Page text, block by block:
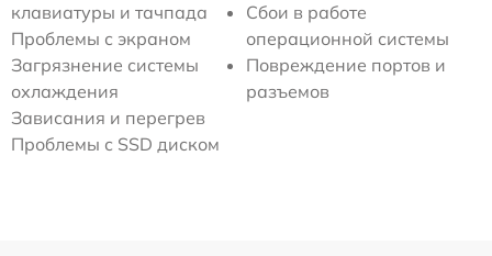
клавиатуры и тачпада
Проблемы с экраном
Загрязнение системы
охлаждения
Сбои в работе
операционной системы
Повреждение портов и
разъемов
Зависания и перегрев
Проблемы с SSD диском